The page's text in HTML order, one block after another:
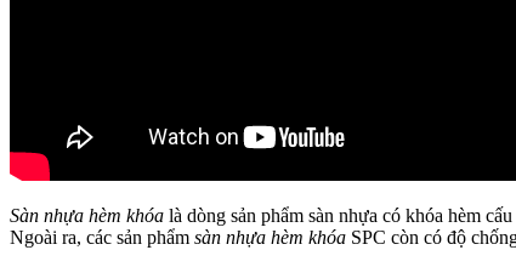
Sàn nhựa hèm khóa là dòng sản phẩm sàn nhựa có khóa hèm
Ngoài ra, các sản phẩm sàn nhựa hèm khóa SPC còn có độ